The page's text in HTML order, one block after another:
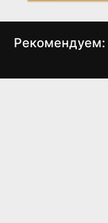
Рекомендуем:
Джесси